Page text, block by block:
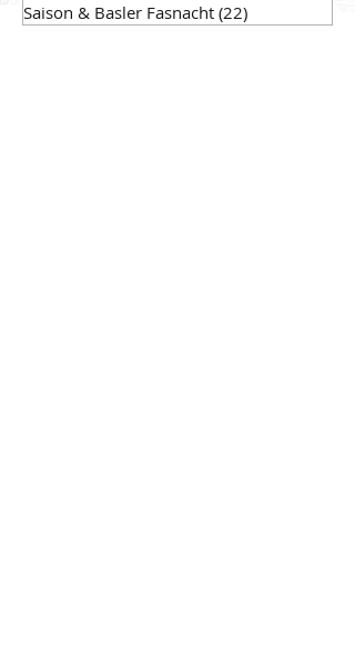
Saison & Basler Fasnacht (22)